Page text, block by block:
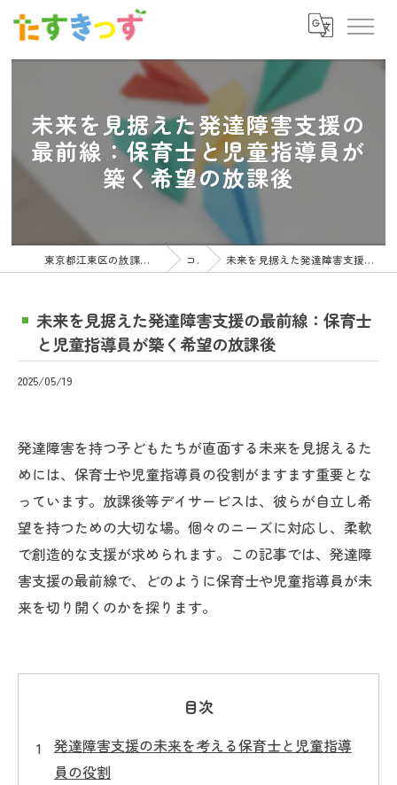
未来を見据えた発達障害支援の
最前線：保育士と児童指導員が
築く希望の放課後
東京都江東区の放課後等デイサービスの求人ならたすきっず コラム 未来を見据えた発達障害支援の最前線：保育士と児童指導員が築く希望の放課後
未来を見据えた発達障害支援の最前線：保育士
と児童指導員が築く希望の放課後
2025/05/19
発達障害を持つ子どもたちが直面する未来を見据えるた
めには、保育士や児童指導員の役割がますます重要とな
っています。放課後等デイサービスは、彼らが自立し希
望を持つための大切な場。個々のニーズに対応し、柔軟
で創造的な支援が求められます。この記事では、発達障
害支援の最前線で、どのように保育士や児童指導員が未
来を切り開くのかを探ります。
目次
発達障害支援の未来を考える保育士と児童指導
員の役割